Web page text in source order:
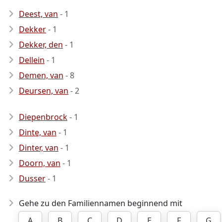
Deest, van - 1
Dekker- 1
Dekker, den - 1
Dellein - 1
Demen, van - 8
Deursen, van - 2
Diepenbrock- 1
Dinte, van - 1
Dinter, van - 1
Doorn, van - 1
Dusser- 1
Gehe zu den Familiennamen beginnend mit